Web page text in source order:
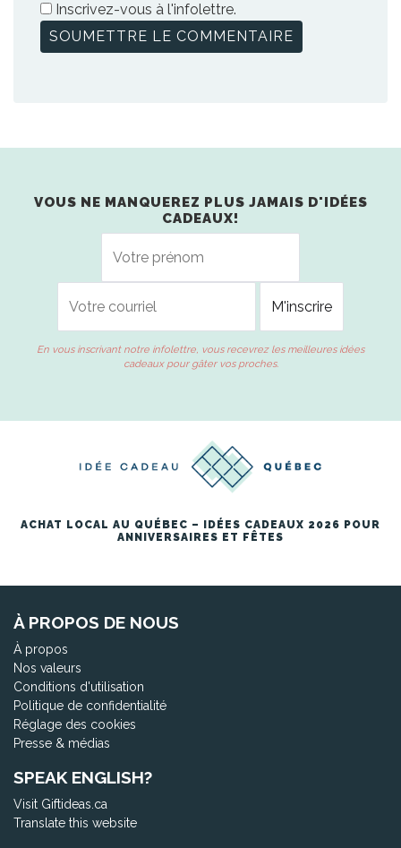
Inscrivez-vous à l'infolettre.
VOUS NE MANQUEREZ PLUS JAMAIS D'IDÉES
CADEAUX!
En vous inscrivant notre infolettre, vous recevrez les meilleures idées
cadeaux pour gâter vos proches.
ACHAT LOCAL AU QUÉBEC – IDÉES CADEAUX 2026 POUR
ANNIVERSAIRES ET FÊTES
À PROPOS DE NOUS
À propos
Nos valeurs
Conditions d'utilisation
Politique de confidentialité
Réglage des cookies
Presse & médias
SPEAK ENGLISH?
Visit Giftideas.ca
Translate this website